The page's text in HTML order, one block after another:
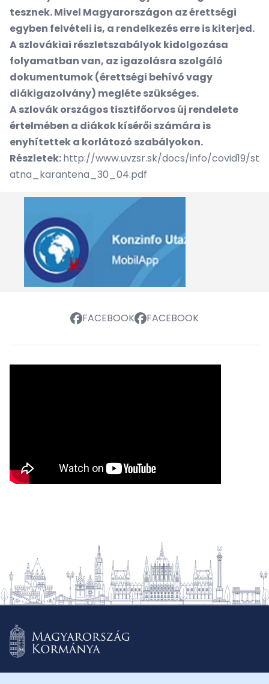
tesznek. Mivel Magyarországon az érettségi
egyben felvételi is, a rendelkezés erre is kiterjed.
A szlovákiai részletszabályok kidolgozása
folyamatban van, az igazolásra szolgáló
dokumentumok (érettségi behívó vagy
diákigazolvány) megléte szükséges.
A szlovák országos tisztifőorvos új rendelete
értelmében a diákok kísérői számára is
enyhítettek a korlátozó szabályokon.
Részletek:http://www.uvzsr.sk/docs/info/covid19/st
atna_karantena_30_04.pdf
FACEBOOK FACEBOOK